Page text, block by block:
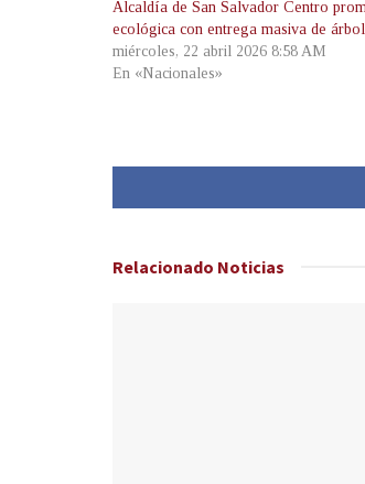
Alcaldía de San Salvador Centro
ecológica con entrega masiva de
miércoles, 22 abril 2026 8:58 AM
En «Nacionales»
Relacionado Noticias